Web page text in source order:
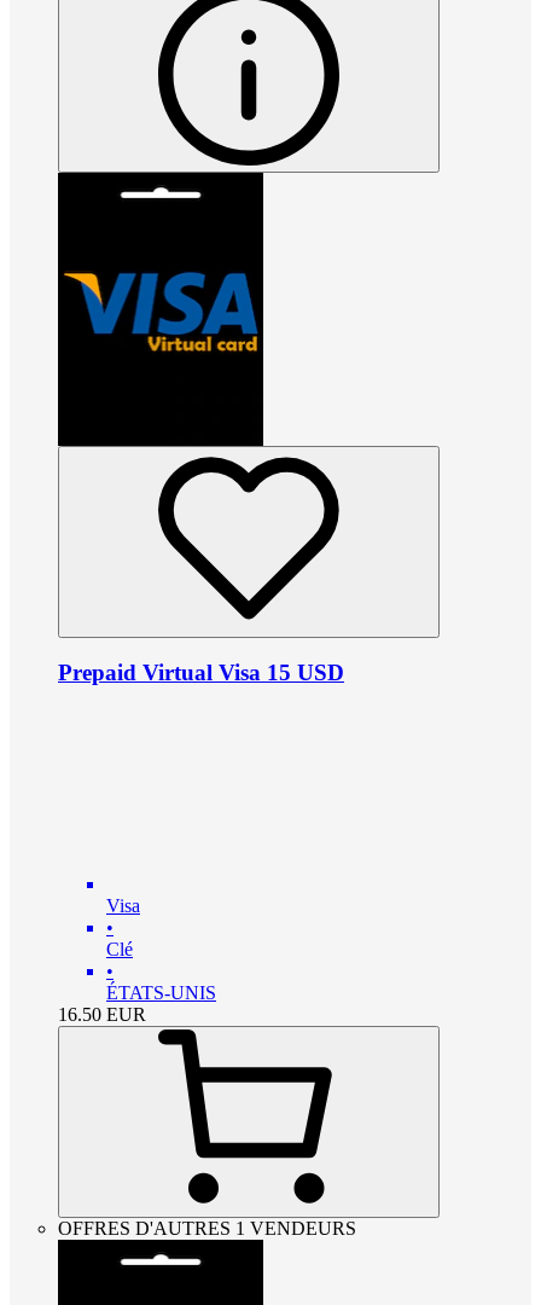
Prepaid Virtual Visa 15 USD
Visa
•
Clé
•
ÉTATS-UNIS
16.50 EUR
OFFRES D'AUTRES 1 VENDEURS